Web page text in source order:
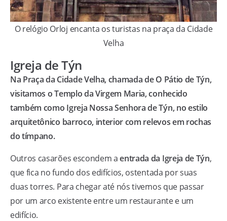
O relógio Orloj encanta os turistas na praça da Cidade
Velha
Igreja de Týn
Na Praça da Cidade Velha, chamada de O Pátio de Týn,
visitamos o Templo da Virgem Maria, conhecido
também como Igreja Nossa Senhora de Týn, no estilo
arquitetônico barroco, interior com relevos em rochas
do tímpano.
Outros casarões escondem aentrada da Igreja de Týn,
que fica no fundo dos edifícios, ostentada por suas
duas torres. Para chegar até nós tivemos que passar
por um arco existente entre um restaurante e um
edifício.